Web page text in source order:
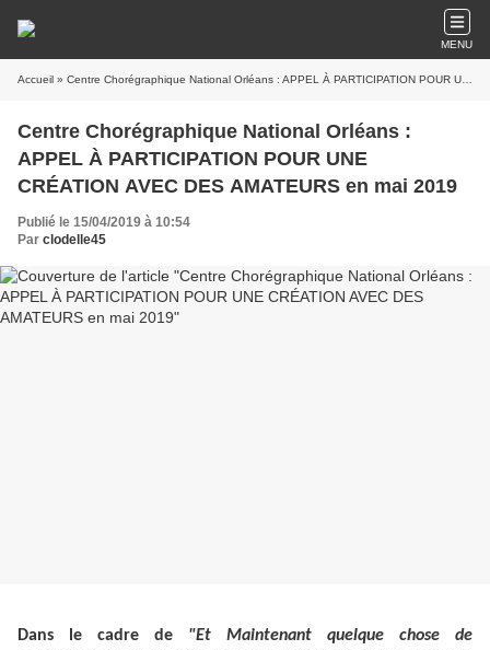
MENU
Accueil » Centre Chorégraphique National Orléans : APPEL À PARTICIPATION POUR UNE CRÉATION AVEC DES AMATEURS en mai 2019
Centre Chorégraphique National Orléans :
APPEL À PARTICIPATION POUR UNE
CRÉATION AVEC DES AMATEURS en mai 2019
Publié le 15/04/2019 à 10:54
Par clodelle45
Dans le cadre de
"Et Maintenant quelque chose de